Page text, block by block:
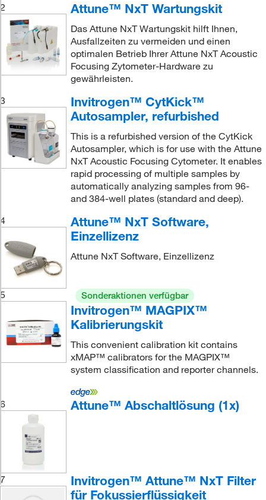
2
Attune™ NxT Wartungskit
Das Attune NxT Wartungskit hilft Ihnen,
Ausfallzeiten zu vermeiden und einen
optimalen Betrieb Ihrer Attune NxT Acoustic
Focusing Zytometer-Hardware zu
gewährleisten.
3
Invitrogen™ CytKick™
Autosampler, refurbished
This is a refurbished version of the CytKick
Autosampler, which is for use with the Attune
NxT Acoustic Focusing Cytometer. It enables
rapid processing of multiple samples by
automatically analyzing samples from 96-
and 384-well plates (standard and deep).
4
Attune™ NxT Software,
Einzellizenz
Attune NxT Software, Einzellizenz
5 Sonderaktionen verfügbar
Invitrogen™ MAGPIX™
Kalibrierungskit
This convenient calibration kit contains
xMAP™ calibrators for the MAGPIX™
system classification and reporter channels.
6 Attune™ Abschaltlösung (1x)
7
Invitrogen™ Attune™ NxT Filter
für Fokussierflüssigkeit